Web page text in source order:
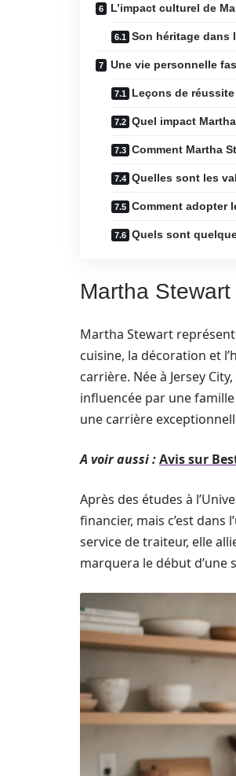
L’impact culturel de
Son héritage dans
Une vie personnelle
Leçons de
Quel impact
Comment Martha
Quelles sont les
Comment adopter
Quels sont
Martha
Martha Stewart
cuisine, la décoration et
carrière. Née à Jersey
influencée par une
une carrière
A voir aussi :Avis sur
Après des études à
financier, mais c’est dans
service de traiteur, elle
marquera le début d’une